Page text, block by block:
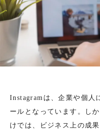
Instagramは、企業や個人
ールとなっています。し
けでは、ビジネス上の成